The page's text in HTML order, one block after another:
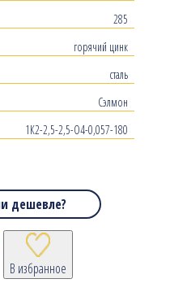
285
горячий цинк
сталь
Сэлмон
1К2-2,5-2,5-О4-0,057-180
дешевле?
В избранное